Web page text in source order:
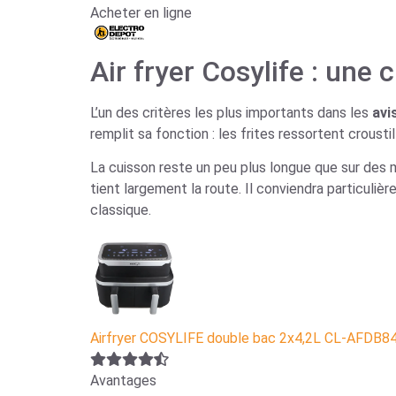
Acheter en ligne
Air fryer Cosylife : une
L’un des critères les plus importants dans les
remplit sa fonction : les frites ressortent
La cuisson reste un peu plus longue que sur
tient largement la route. Il conviendra
classique.
Airfryer COSYLIFE double bac 2x4,2L CL-
Avantages